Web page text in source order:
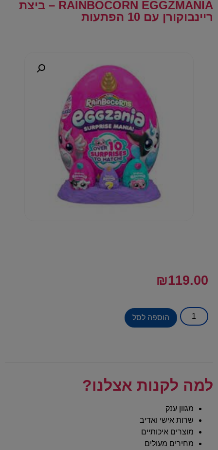
RAINBOCORN EGGZMANIA – ביצת
ריינבוקורן עם 10 הפתעות
₪119.00
הוספה לסל
למה לקנות אצלנו?
מגוון ענק
שרות אישי ואדיב
מוצרים איכותיים
מחירים מעולים